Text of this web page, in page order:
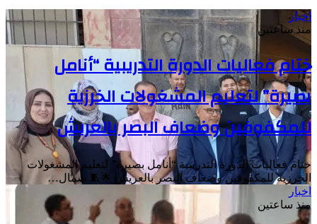
اخبار
منذ ساعتين
ختام فعاليات الدورة التدريبية “أنامل
بصيرة” لتعليم المشغولات الخرزية
للمكفوفين وضعاف البصر بالعريش
ختام فعاليات الدورة التدريبية “أنامل بصيرة” لتعليم المشغولات
الخرزية للمكفوفين وضعاف البصر بالعريش 🌟🧵 شمال…
اخبار
منذ ساعتين